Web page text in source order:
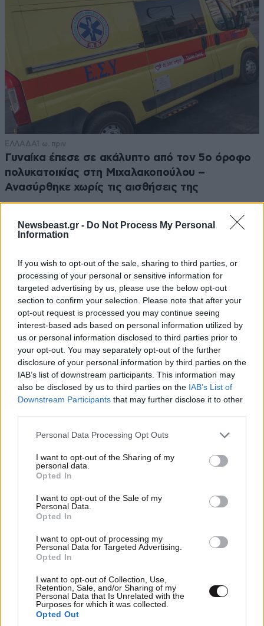
Newsbeast.gr - Do Not Process My Personal
Information
If you wish to opt-out of the sale, sharing to third parties, or
processing of your personal or sensitive information for
targeted advertising by us, please use the below opt-out
section to confirm your selection. Please note that after your
opt-out request is processed you may continue seeing
interest-based ads based on personal information utilized by
us or personal information disclosed to third parties prior to
your opt-out. You may separately opt-out of the further
disclosure of your personal information by third parties on the
IAB’s list of downstream participants. This information may
also be disclosed by us to third parties on the IAB’s List of
Downstream Participants that may further disclose it to other
Please note that this website/app uses one or more Google
not limited to your visit or usage behaviour. You may click to
grant or deny consent to Google and its third-party tags to
use your data for below specified purposes in below Google
consent section.
Personal Data Processing Opt Outs
I want to opt-out of the Sharing of my
personal data.
Opted In
I want to opt-out of the Sale of my
Personal Data.
Opted In
I want to opt-out of processing my
Personal Data for Targeted Advertising.
Opted In
I want to opt-out of Collection, Use,
Retention, Sale, and/or Sharing of my
Personal Data that Is Unrelated with the
Purposes for which it was collected.
Opted Out
ΕΛΛΑΔΑ1 ω. πριν
Γυναίκα έπεσε σε ακάλυπτο από τον 5ο όροφο
πολυκατοικίας στη Μιχαλακοπούλου –
Ανασύρθηκε χωρίς τις αισθήσεις της
LIFESTYLE07·08·2026 06:06
Ζώδια σήμερα: Η Σελήνη στους Διδύμους
MARKET NEWS